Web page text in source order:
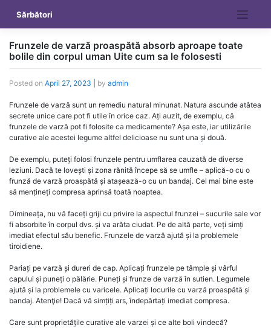
content
Sărbători
Frunzele de varză proaspătă absorb aproape toate
bolile din corpul uman Uite cum sa le folosesti
Posted on April 27, 2023 by admin
Frunzele de varză sunt un remediu natural minunat. Natura ascunde atâtea
secrete unice care pot fi utile în orice caz. Ați auzit, de exemplu, că
frunzele de varză pot fi folosite ca medicamente? Așa este, iar utilizările
curative ale acestei legume altfel delicioase nu sunt una și două.
De exemplu, puteți folosi frunzele pentru umflarea cauzată de diverse
leziuni. Dacă te lovești și zona rănită începe să se umfle – aplică-o cu o
frunză de varză proaspătă și atașează-o cu un bandaj. Cel mai bine este
să mențineți compresa aprinsă toată noaptea.
Dimineața, nu vă faceți griji cu privire la aspectul frunzei – sucurile sale vor
fi absorbite în corpul dvs. și va arăta ciudat. Pe de altă parte, veți simți
imediat efectul său benefic. Frunzele de varză ajută și la problemele
tiroidiene.
Pariați pe varză și dureri de cap. Aplicați frunzele pe tâmple și vârful
capului și puneți o pălărie. Puneți și frunze de varză în sutien. Legumele
ajută și la problemele cu varicele. Aplicați locurile cu varză proaspătă și
bandaj. Atenţie! Dacă vă simțiți ars, îndepărtați imediat compresa.
Care sunt proprietățile curative ale varzei și ce alte boli vindecă?